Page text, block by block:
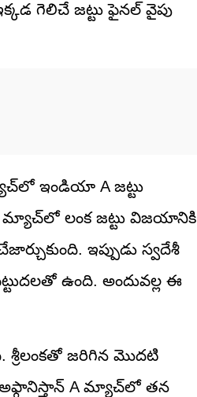
గెలిచే జట్టు ఫైనల్ వైపు
ఇండియా A జట్టు
మ్యాచ్‌లో లంక జట్టు విజయానికి
ఇప్పుడు స్వదేశీ
ఉంది. అందువల్ల ఈ
శ్రీలంకతో జరిగిన మొదటి
A మ్యాచ్‌లో తన